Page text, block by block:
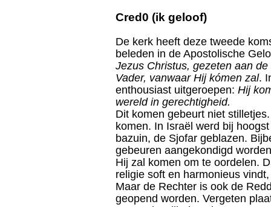
Cred0 (ik geloof)
De kerk heeft deze tweede
beleden in de Apostolische
Jezus Christus, gezeten aan
Vader, vanwaar Hij kómen zal.
enthousiast uitgeroepen: Hij
wereld in gerechtigheid.
Dit komen gebeurt niet
komen. In Israël werd bij
bazuin, de Sjofar geblazen.
gebeuren aangekondigd
Hij zal komen om te oordelen.
religie soft en harmonieus
Maar de Rechter is ook de
geopend worden. Vergeten